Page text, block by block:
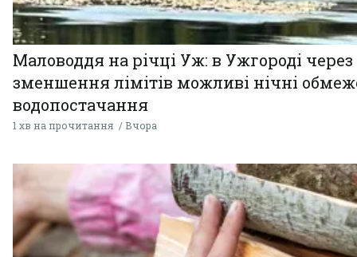
Маловоддя на річці Уж: в Ужгороді через
зменшення лімітів можливі нічні
водопостачання
1 хв на прочитання Вчора